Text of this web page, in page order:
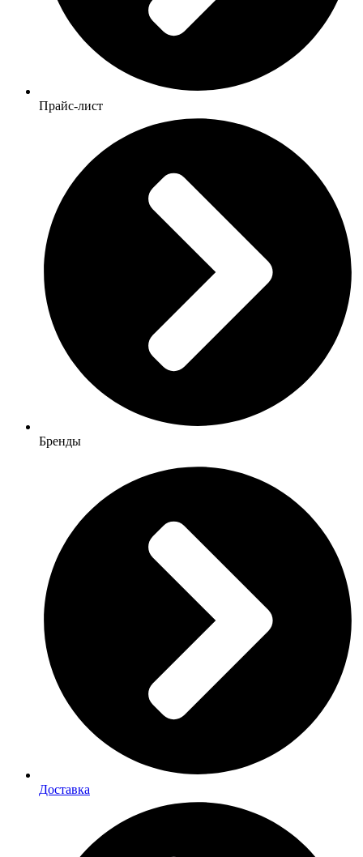
Прайс-лист
Бренды
Доставка